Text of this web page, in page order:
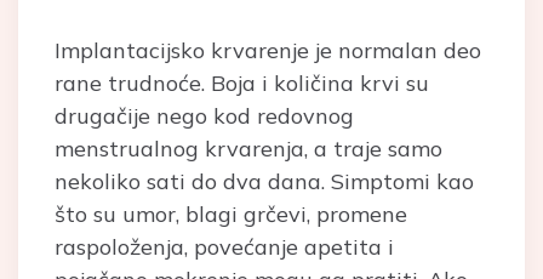
Implantacijsko krvarenje je normalan deo
rane trudnoće. Boja i količina krvi su
drugačije nego kod redovnog
menstrualnog krvarenja, a traje samo
nekoliko sati do dva dana. Simptomi kao
što su umor, blagi grčevi, promene
raspoloženja, povećanje apetita i